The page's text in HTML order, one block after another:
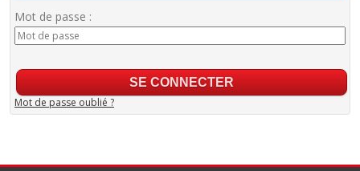
Mot de passe :
Mot de passe oublié ?